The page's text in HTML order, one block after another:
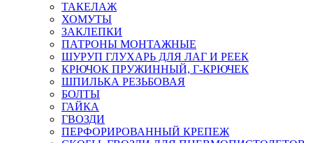
ТАКЕЛАЖ
ХОМУТЫ
ЗАКЛЕПКИ
ПАТРОНЫ МОНТАЖНЫЕ
ШУРУП ГЛУХАРЬ ДЛЯ ЛАГ И РЕЕК
КРЮЧОК ПРУЖИННЫЙ, Г-КРЮЧЕК
ШПИЛЬКА РЕЗЬБОВАЯ
БОЛТЫ
ГАЙКА
ГВОЗДИ
ПЕРФОРИРОВАННЫЙ КРЕПЕЖ